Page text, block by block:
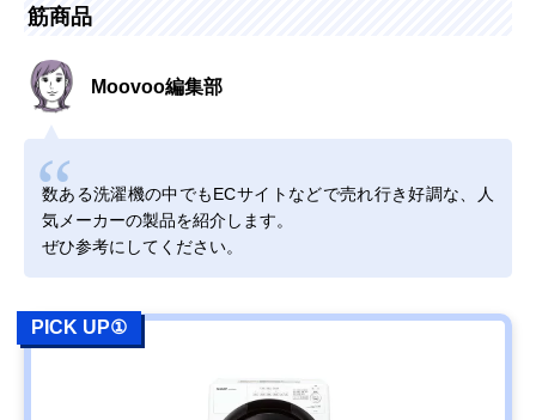
筋商品
Moovoo編集部
数ある洗濯機の中でもECサイトなどで売れ行き好調な、人
気メーカーの製品を紹介します。
ぜひ参考にしてください。
PICK UP①